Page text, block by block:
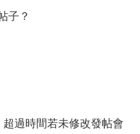
子？
過時間若未修改發帖會